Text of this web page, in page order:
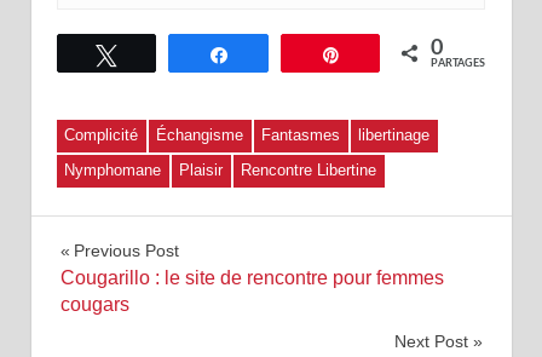
Épingle 0
PARTAGES
Complicité Échangisme Fantasmes
libertinage
Nymphomane
Plaisir Rencontre Libertine
Navigation
de
Previous Post
Cougarillo : le site de rencontre pour femmes
cougars
Next Post